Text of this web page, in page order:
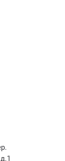
надежность
подход к